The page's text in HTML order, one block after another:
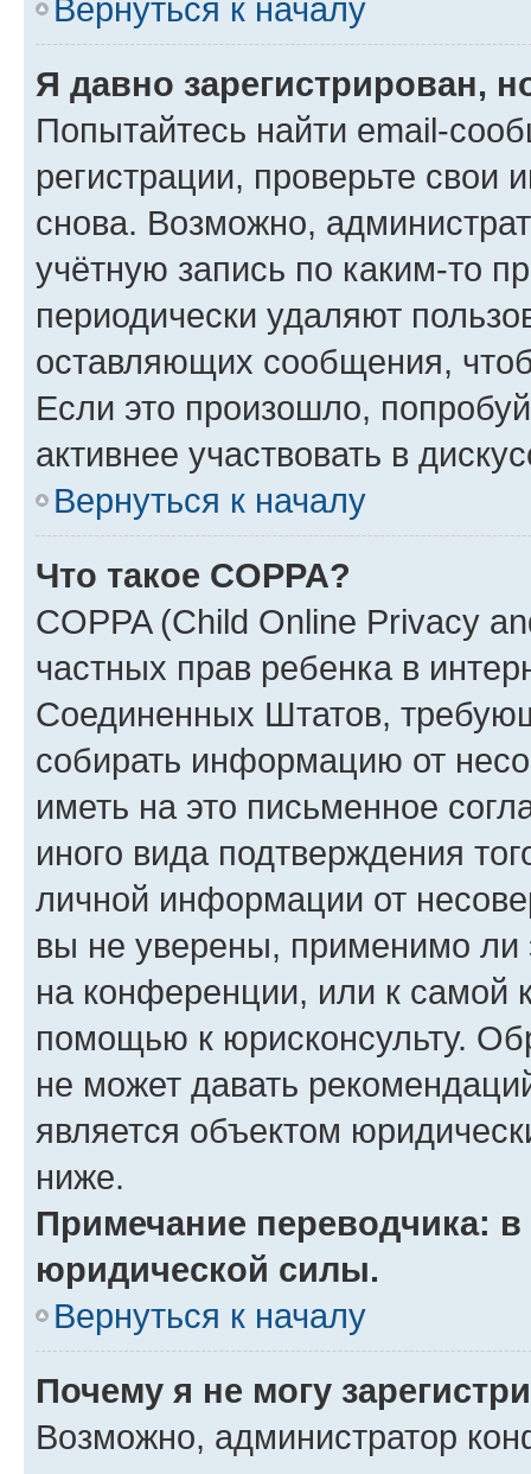
Вернуться к началу
Я давно зарегистрирован,
Попытайтесь найти email-
регистрации, проверьте свои
снова. Возможно,
учётную запись по каким-то
периодически удаляют
оставляющих сообщения,
Если это произошло,
активнее участвовать в
Вернуться к началу
Что такое COPPA?
COPPA (Child Online Privacy
частных прав ребенка в
Соединенных Штатов,
собирать информацию от
иметь на это письменное
иного вида подтверждения
личной информации от
вы не уверены, применимо ли
на конференции, или к самой
помощью к юрисконсульту.
не может давать
является объектом
ниже.
Примечание переводчика:
юридической силы.
Вернуться к началу
Почему я не могу
Возможно, администратор